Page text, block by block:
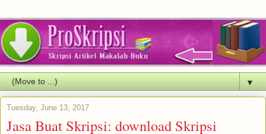
▼
Tuesday, June 13, 2017
Jasa Buat Skripsi: download Skripsi